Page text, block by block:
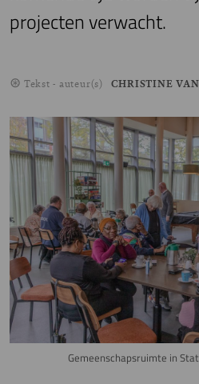
projecten verwacht.
Tekst - auteur(s) CHRISTINE
Image
Gemeenschapsruimte in